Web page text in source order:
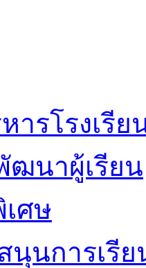
ารโรงเรีย
ฒนาผู้เรียน
ศษ
นุนการเรี